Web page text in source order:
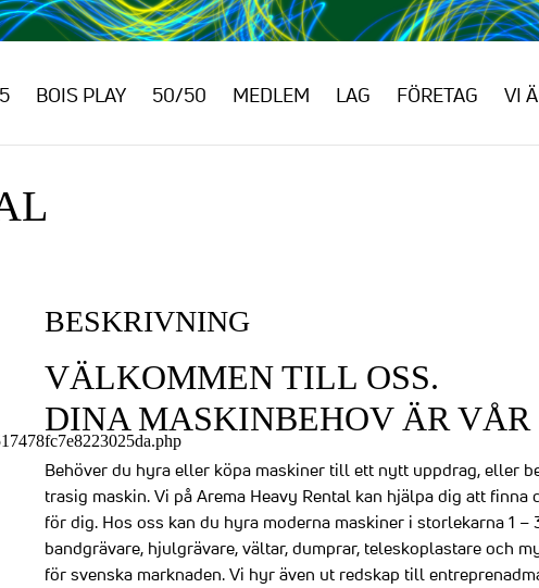
BOIS PLAY 50/50 MEDLEM LAG FÖRETAG VI
BESKRIVNING
VÄLKOMMEN TILL OSS.
DINA MASKINBEHOV ÄR VÅR
Behöver du hyra eller köpa maskiner till ett nytt uppdrag, eller
trasig maskin. Vi på Arema Heavy Rental kan hjälpa dig att
för dig. Hos oss kan du hyra moderna maskiner i storlekarna 1
bandgrävare, hjulgrävare, vältar, dumprar, teleskoplastare och
för svenska marknaden. Vi hyr även ut redskap till